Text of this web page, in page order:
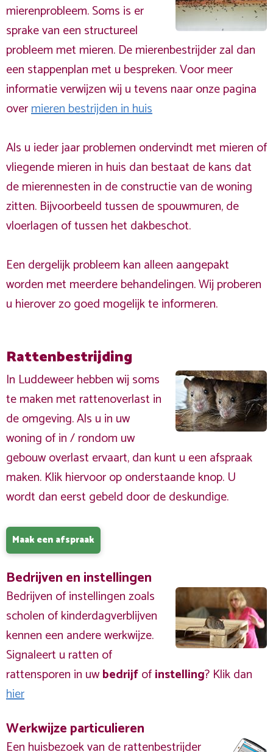
mierenprobleem. Soms is er
sprake van een structureel
probleem met mieren. De mierenbestrijder zal dan
een stappenplan met u bespreken. Voor meer
informatie verwijzen wij u tevens naar onze pagina
overmieren bestrijden in huis
Als u ieder jaar problemen ondervindt met mieren of
vliegende mieren in huis dan bestaat de kans dat
de mierennesten in de constructie van de woning
zitten. Bijvoorbeeld tussen de spouwmuren, de
vloerlagen of tussen het dakbeschot.
Een dergelijk probleem kan alleen aangepakt
worden met meerdere behandelingen. Wij proberen
u hierover zo goed mogelijk te informeren.
Rattenbestrijding
In Luddeweer hebben wij soms
te maken met rattenoverlast in
de omgeving. Als u in uw
woning of in / rondom uw
gebouw overlast ervaart, dan kunt u een afspraak
maken. Klik hiervoor op onderstaande knop. U
wordt dan eerst gebeld door de deskundige.
Maak een afspraak
Bedrijven en instellingen
Bedrijven of instellingen zoals
scholen of kinderdagverblijven
kennen een andere werkwijze.
Signaleert u ratten of
rattensporen in uwbedrijfofinstelling? Klik dan
hier
Werkwijze particulieren
Een huisbezoek van de rattenbestrijder